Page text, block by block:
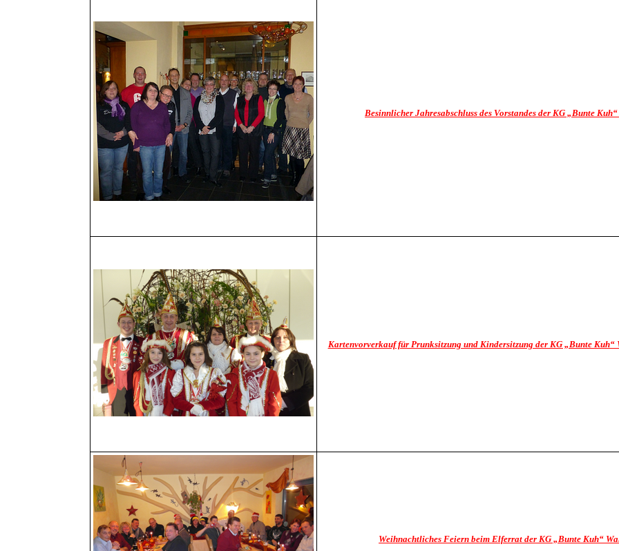
Besinnlicher Jahresabschluss des Vorstandes der KG „Bunte
Kartenvorverkauf für Prunksitzung und Kindersitzung der KG „Bunte
Weihnachtliches Feiern beim Elferrat der KG „Bunte Kuh“